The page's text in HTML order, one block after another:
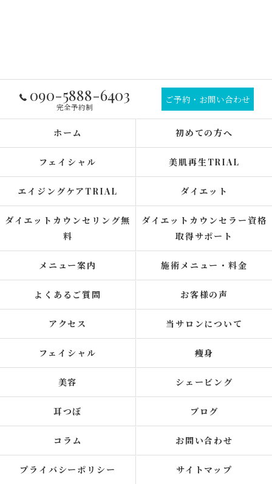
090-5888-6403
完全予約制
ご予約・お問い合わせ
ホーム 初めての方へ
フェイシャル 美肌再生TRIAL
エイジングケアTRIAL ダイエット
ダイエットカウンセリング無
料
ダイエットカウンセラー資格
取得サポート
メニュー案内 施術メニュー・料金
よくあるご質問 お客様の声
アクセス 当サロンについて
フェイシャル 痩身
美容 シェービング
耳つぼ ブログ
コラム お問い合わせ
プライバシーポリシー サイトマップ